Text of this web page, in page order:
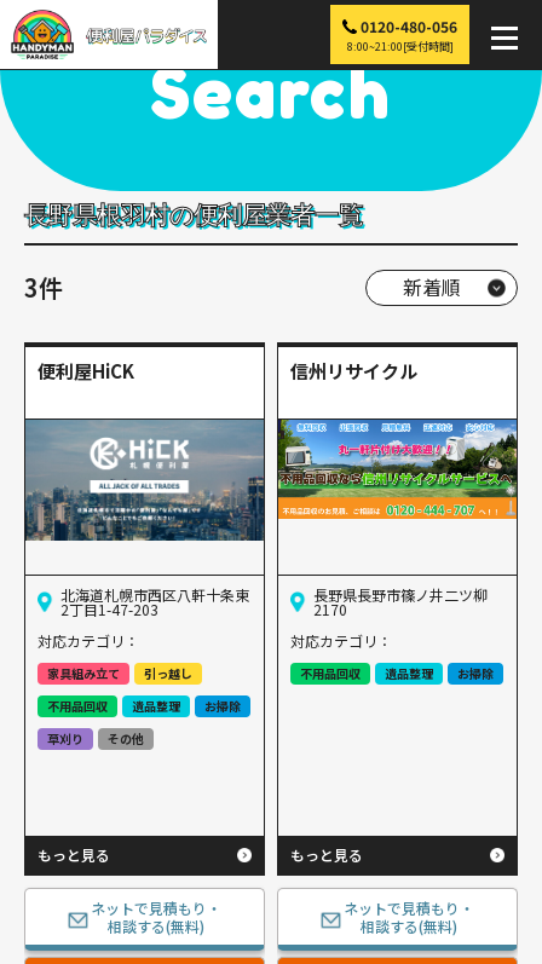
0120-480-056
8:00~21:00[受付時間]
便利屋パラダイス > 探す > 根羽村
Search
長野県根羽村の便利屋業者一覧
3件
便利屋HiCK
北海道札幌市西区八軒十条東
2丁目1-47-203
対応カテゴリ：
家具組み立て
引っ越し
不用品回収
遺品整理
お掃除
草刈り
その他
もっと見る
ネットで見積もり・
相談する(無料)
信州リサイクル
長野県長野市篠ノ井二ツ柳
2170
対応カテゴリ：
不用品回収 遺品整理 お掃除
もっと見る
ネットで見積もり・
相談する(無料)